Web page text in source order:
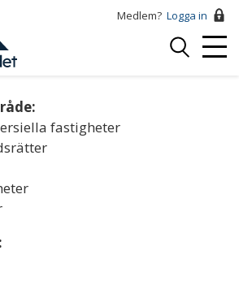
Medlem? Logga in
Logga
fastigheter